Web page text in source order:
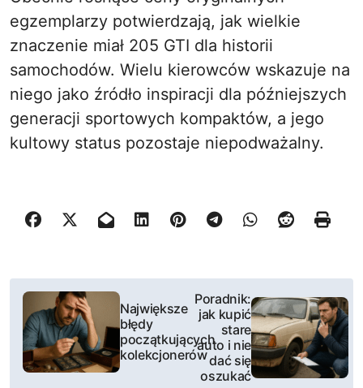
egzemplarzy potwierdzają, jak wielkie
znaczenie miał 205 GTI dla historii
samochodów. Wielu kierowców wskazuje na
niego jako źródło inspiracji dla późniejszych
generacji sportowych kompaktów, a jego
kultowy status pozostaje niepodważalny.
N
w
Największe
błędy
początkujących
kolekcjonerów
Poradnik:
jak kupić
stare
auto i nie
dać się
oszukać